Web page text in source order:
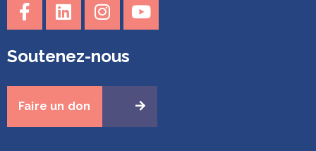
Soutenez-nous
Faire un don